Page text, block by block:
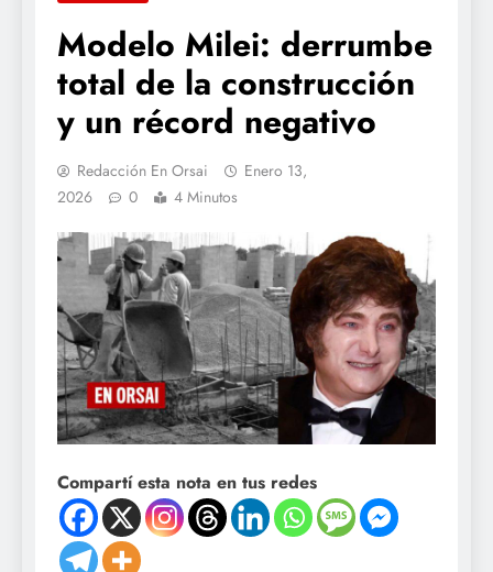
Modelo Milei: derrumbe
total de la construcción
y un récord negativo
Redacción En Orsai
Enero 13,
2026
0 4 Minutos
Compartí esta nota en tus redes